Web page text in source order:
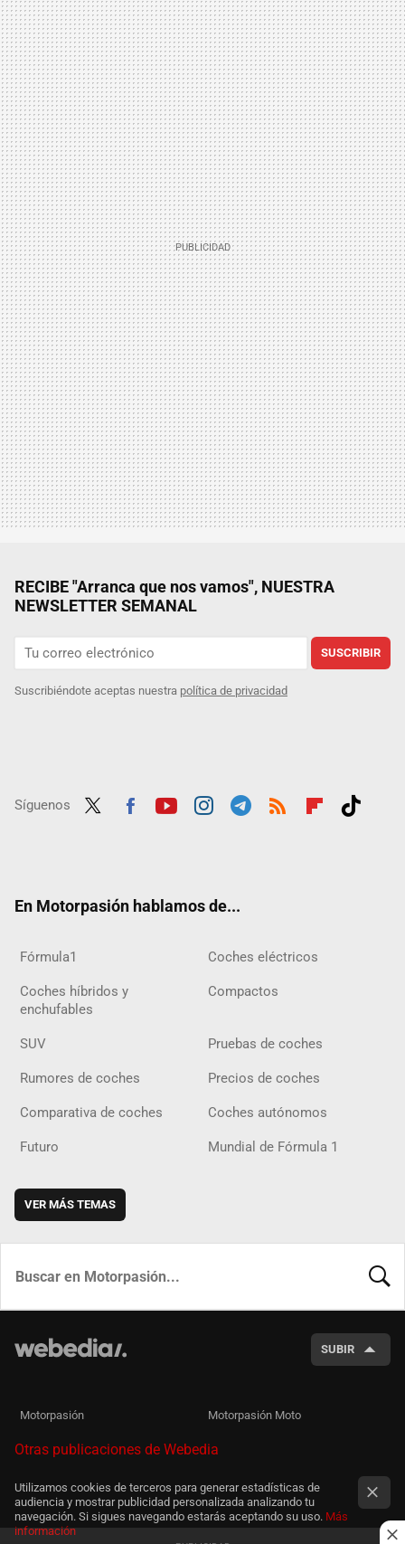
RECIBE "Arranca que nos vamos", NUESTRA
NEWSLETTER SEMANAL
SUSCRIBIR
Suscribiéndote aceptas nuestra política de privacidad
Síguenos
En Motorpasión hablamos de...
Fórmula1 Coches eléctricos
Coches híbridos y
enchufables
Compactos
SUV Pruebas de coches
Rumores de coches Precios de coches
Comparativa de coches Coches autónomos
Futuro Mundial de Fórmula 1
VER MÁS TEMAS
SUBIR
Motorpasión Motorpasión Moto
Otras publicaciones de Webedia
Utilizamos cookies de terceros para generar estadísticas de
audiencia y mostrar publicidad personalizada analizando tu
navegación. Si sigues navegando estarás aceptando su uso. Más
información